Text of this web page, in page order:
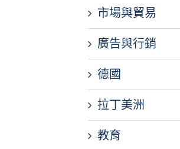
市場與貿易
廣告與行銷
德國
拉丁美洲
教育